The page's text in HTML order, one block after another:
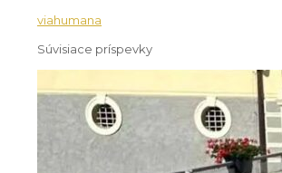
viahumana
Súvisiace príspevky